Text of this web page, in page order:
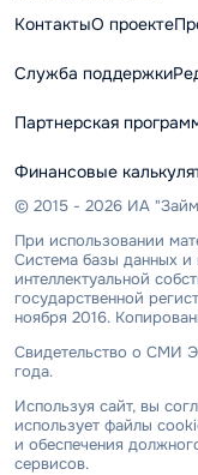
КонтактыО проекте
Служба поддержки
Партнерская
Финансовые
© 2015 - 2026 ИА
При использовании
Система базы данных
интеллектуальной
государственной
ноября 2016.
Свидетельство о СМИ
года.
Используя сайт, вы
использует файлы
и обеспечения
сервисов.